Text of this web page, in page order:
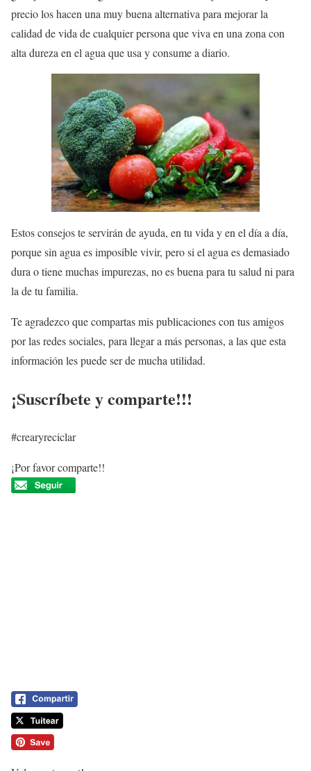
precio los hacen una muy buena alternativa para mejorar la
calidad de vida de cualquier persona que viva en una zona con
alta dureza en el agua que usa y consume a diario.
Estos consejos te servirán de ayuda, en tu vida y en el día a día,
porque sin agua es imposible vivir, pero si el agua es demasiado
dura o tiene muchas impurezas, no es buena para tu salud ni para
la de tu familia.
Te agradezco que compartas mis publicaciones con tus amigos
por las redes sociales, para llegar a más personas, a las que esta
información les puede ser de mucha utilidad.
¡Suscríbete y comparte!!!
#crearyreciclar
¡Por favor comparte!!